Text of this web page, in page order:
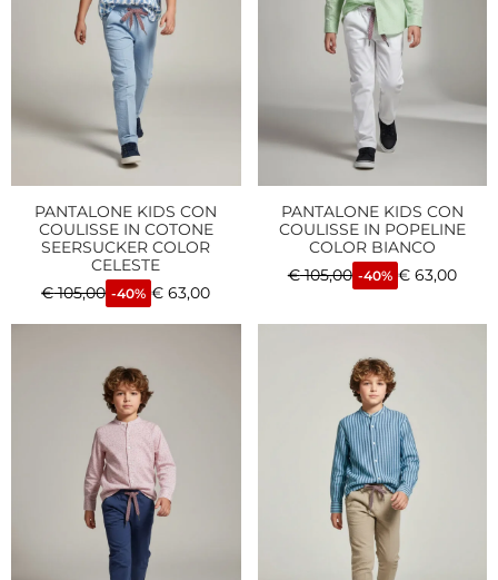
PANTALONE KIDS CON
COULISSE IN COTONE
SEERSUCKER COLOR
CELESTE
€105,00 -40% € 63,00
PANTALONE KIDS CON
COULISSE IN POPELINE
COLOR BIANCO
€105,00 -40% €63,00